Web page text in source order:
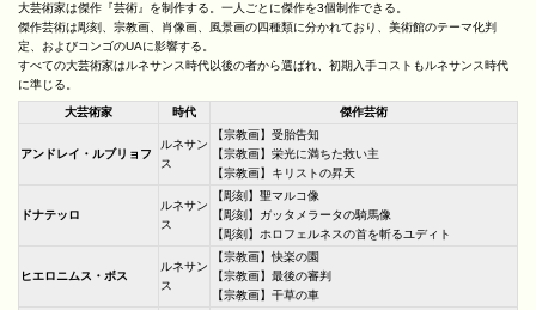
大芸術家は傑作『芸術』を制作する。一人ごとに傑作を3個制作できる。
傑作芸術は彫刻、宗教画、肖像画、風景画の四種類に分かれており、美術館のテーマ化判
定、およびコンゴのUAに影響する。
すべての大芸術家はルネサンス時代以後の者から選ばれ、初期入手コストもルネサンス時代
に準じる。
大芸術家 時代 傑作芸術
アンドレイ・ルブリョフ
ルネサン
ス
【宗教画】受胎告知
【宗教画】栄光に満ちた救い主
【宗教画】キリストの昇天
ドナテッロ
ルネサン
ス
【彫刻】聖マルコ像
【彫刻】ガッタメラータの騎馬像
【彫刻】ホロフェルネスの首を斬るユディト
ヒエロニムス・ボス
ルネサン
ス
【宗教画】快楽の園
【宗教画】最後の審判
【宗教画】干草の車